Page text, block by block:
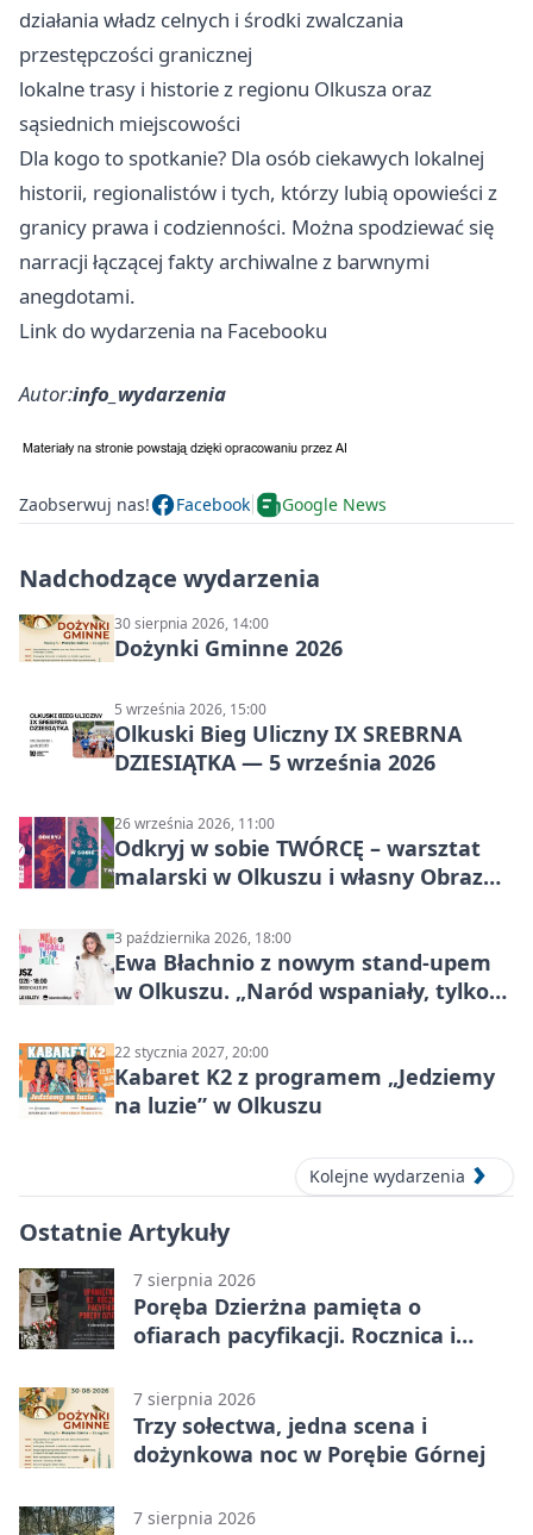
działania władz celnych i środki zwalczania
przestępczości granicznej
lokalne trasy i historie z regionu Olkusza oraz
sąsiednich miejscowości
Dla kogo to spotkanie? Dla osób ciekawych lokalnej
historii, regionalistów i tych, którzy lubią opowieści z
granicy prawa i codzienności. Można spodziewać się
narracji łączącej fakty archiwalne z barwnymi
anegdotami.
Link do wydarzenia na Facebooku
Autor:info_wydarzenia
Zaobserwuj nas! Facebook Google News
Nadchodzące wydarzenia
30 sierpnia 2026, 14:00
Dożynki Gminne 2026
5 września 2026, 15:00
Olkuski Bieg Uliczny IX SREBRNA
DZIESIĄTKA — 5 września 2026
26 września 2026, 11:00
Odkryj w sobie TWÓRCĘ – warsztat
malarski w Olkuszu i własny Obraz
3 października 2026, 18:00
Ewa Błachnio z nowym stand-upem
w Olkuszu. „Naród wspaniały, tylko
22 stycznia 2027, 20:00
Kabaret K2 z programem „Jedziemy
na luzie” w Olkuszu
Kolejne wydarzenia
Ostatnie Artykuły
7 sierpnia 2026
Poręba Dzierżna pamięta o
ofiarach pacyfikacji. Rocznica i
7 sierpnia 2026
Trzy sołectwa, jedna scena i
dożynkowa noc w Porębie Górnej
7 sierpnia 2026